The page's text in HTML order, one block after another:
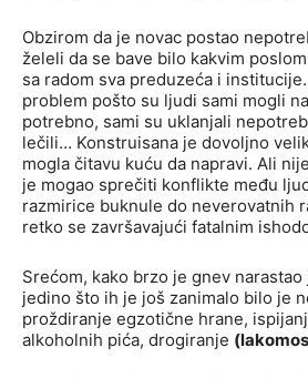
Obzirom da je novac postao
želeli da se bave bilo kakvim
sa radom sva preduzeća i
problem pošto su ljudi sami mogli
potrebno, sami su uklanjali
lečili… Konstruisana je dovoljno
mogla čitavu kuću da napravi. Ali
je mogao sprečiti konflikte među
razmirice buknule do neverovatnih
retko se završavajući fatalnim
Srećom, kako brzo je gnev
jedino što ih je još zanimalo bilo je
proždiranje egzotične hrane,
alkoholnih pića, drogiranje